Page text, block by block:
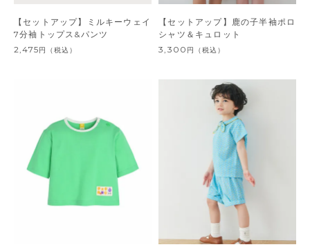
【セットアップ】ミルキーウェイ
7分袖トップス&パンツ
2,475円 （税込）
【セットアップ】鹿の子半袖ポロ
シャツ＆キュロット
3,300 円 （税込）